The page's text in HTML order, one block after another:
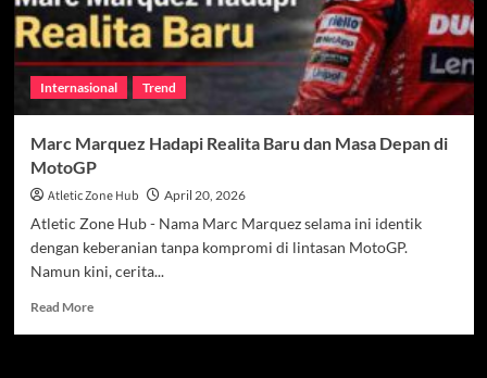
Internasional Trend
Marc Marquez Hadapi Realita Baru dan Masa Depan di
MotoGP
Atletic Zone Hub April 20, 2026
Atletic Zone Hub - Nama Marc Marquez selama ini identik
dengan keberanian tanpa kompromi di lintasan MotoGP.
Namun kini, cerita...
Read MoreRead